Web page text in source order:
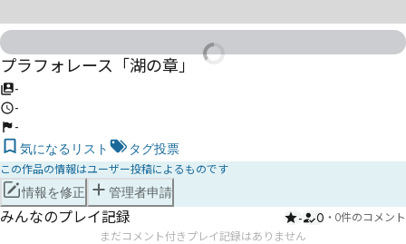
プラフォレース「湖の章」
-
-
-
気になるリスト タグ投票
この作品の情報はユーザー投稿によるものです
情報を修正 管理者申請
みんなのプレイ記録 - 0 ・ 0件のコメント
まだコメント付きプレイ記録はありません